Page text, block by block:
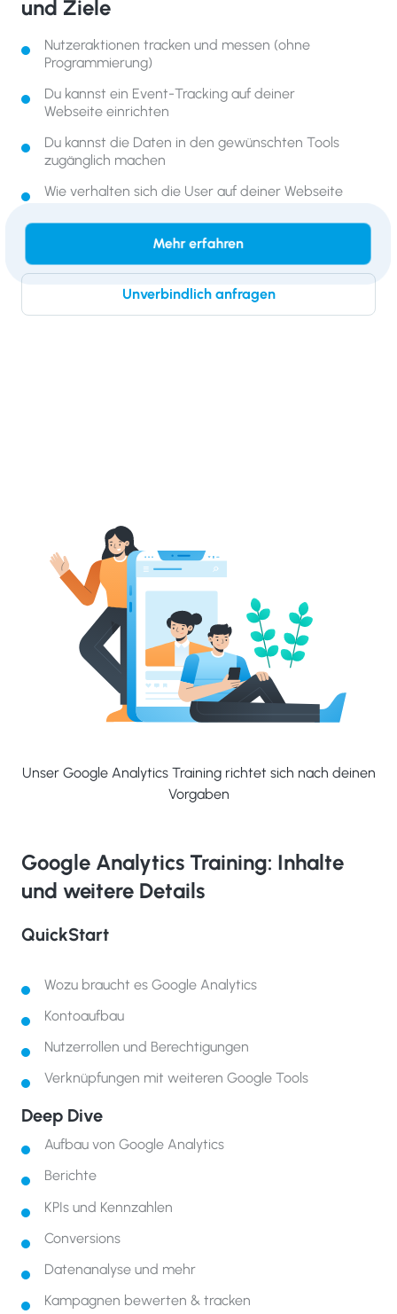
und Ziele
Nutzeraktionen tracken und messen (ohne
Programmierung)
Du kannst ein Event-Tracking auf deiner
Webseite einrichten
Du kannst die Daten in den gewünschten Tools
zugänglich machen
Wie verhalten sich die User auf deiner Webseite
Mehr erfahren
Unverbindlich anfragen
Google Analytics Training: Inhalte
und weitere Details
QuickStart
Wozu braucht es Google Analytics
Kontoaufbau
Nutzerrollen und Berechtigungen
Verknüpfungen mit weiteren Google Tools
Deep Dive
Aufbau von Google Analytics
Berichte
KPIs und Kennzahlen
Conversions
Datenanalyse und mehr
Kampagnen bewerten & tracken
Unser Google Analytics Training richtet sich nach deinen
Vorgaben